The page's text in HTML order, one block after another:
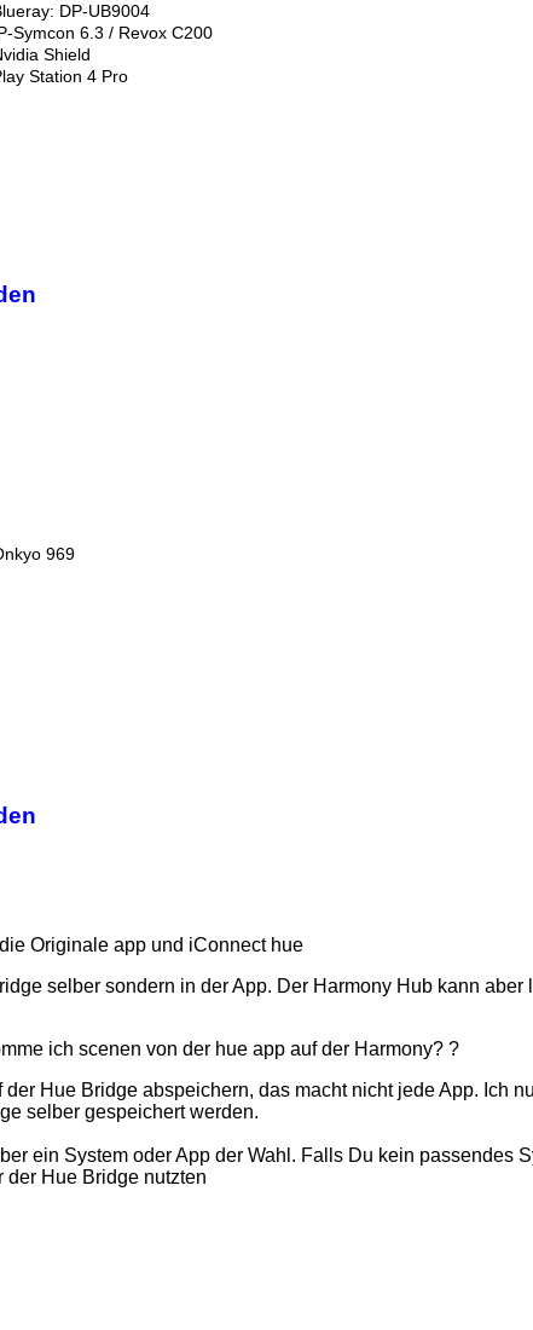
DP-UB9004
IP-Symcon 6.3 / Revox C200
Shield
Station 4 Pro
969
Originale app und iConnect hue
selber sondern in der App. Der Harmony Hub kann
ich scenen von der hue app auf der Harmony? ?
Hue Bridge abspeichern, das macht nicht jede App. Ich
selber gespeichert werden.
ein System oder App der Wahl. Falls Du kein passendes
Hue Bridge nutzten